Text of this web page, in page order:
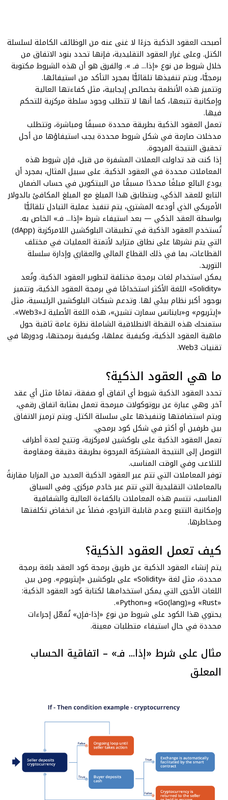
أصبحت العقود الذكية جزءًا لا غنى عنه من الوظائف الكاملة لسلسلة
الكتل. وعلى غرار العقود التقليدية، فإنها تحدد بنود الاتفاق من
خلال شروط من نوع «إذا... فـ». والفرق هو أن هذه الشروط مكتوبة
برمجيًّا، ويتم تنفيذها تلقائيًّا بمجرد التأكد من استيفائها.
وتتميز هذه الأنظمة بخصائص إيجابية، مثل كفاءتها العالية
وإمكانية تتبعها، كما أنها لا تتطلب وجود سلطة مركزية للتحكم
فيها.
تعمل العقود الذكية بطريقة محددة مسبقًا ومباشرة، وتتطلب
مدخلات صارمة في شكل شروط محددة يجب استيفاؤها من أجل
تحقيق النتيجة المرجوة.
إذا كنت قد تداولت العملات المشفرة من قبل، فإن شروط هذه
المعاملات محددة في العقود الذكية. على سبيل المثال، بمجرد أن
يودع البائع مبلغًا محددًا مسبقًا من البيتكوين في حساب الضمان
التابع للعقد الذكي، ويتطابق هذا المبلغ مع المبلغ المكافئ بالدولار
الأمريكي الذي أودعه المشتري، يتم تنفيذ عملية التبادل تلقائيًّا
بواسطة العقد الذكي — بعد استيفاء شرط «إذا... فـ» الخاص به.
تُستخدم العقود الذكية في تطبيقات البلوكشين اللامركزية (dApp)
التي يتم نشرها على نطاق متزايد لأتمتة العمليات في مختلف
القطاعات، بما في ذلك القطاع المالي والعقاري وإدارة سلسلة
التوريد.
يمكن استخدام لغات برمجة مختلفة لتطوير العقود الذكية. وتُعد
«Solidity» اللغة الأكثر استخدامًا في برمجة العقود الذكية، وتتميز
بوجود أكبر نظام بيئي لها. وتدعم شبكات البلوكشين الرئيسية، مثل
«إيثريوم» و«باينانس سمارت تشين»، هذه اللغة الأصلية لـ«Web3».
ستمنحك هذه النقطة الانطلاقية الشاملة نظرة عامة ثاقبة حول
ماهية العقود الذكية، وكيفية عملها، وكيفية برمجتها، ودورها في
تقنيات Web3.
ما هي العقود الذكية؟
تحدد العقود الذكية شروط أي اتفاق أو صفقة، تمامًا مثل أي عقد
آخر. وهي عبارة عن بروتوكولات مبرمجة تعمل بمثابة اتفاق رقمي،
ويتم استضافتها وتنفيذها على سلسلة الكتل. ويتم ترميز الاتفاق
بين طرفين أو أكثر في شكل كود برمجي.
تعمل العقود الذكية على بلوكشين لامركزية، وتتيح لعدة أطراف
التوصل إلى النتيجة المشتركة المرجوة بطريقة دقيقة ومقاومة
للتلاعب وفي الوقت المناسب.
توفر المعاملات التي تتم عبر العقود الذكية العديد من المزايا مقارنةً
بالمعاملات التقليدية التي تتم عبر خادم مركزي. وفي السياق
المناسب، تتسم هذه المعاملات بالكفاءة العالية والشفافية
وإمكانية التتبع وعدم قابلية التراجع، فضلاً عن انخفاض تكلفتها
ومخاطرها.
كيف تعمل العقود الذكية؟
يتم إنشاء العقود الذكية عن طريق برمجة كود العقد بلغة برمجة
محددة، مثل لغة «Solidity» على بلوكشين «إيثريوم». ومن بين
اللغات الأخرى التي يمكن استخدامها لكتابة كود العقود الذكية:
«Rust» و«Go(lang)» و«Python».
يحتوي هذا الكود على شروط من نوع «إذا-فإن» تُفعّل إجراءات
محددة في حال استيفاء متطلبات معينة.
مثال على شرط «إذا... فـ» – اتفاقية الحساب
المعلق